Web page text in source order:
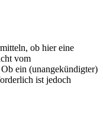
ob hier eine
vom
ein (unangekündigter)
ist jedoch